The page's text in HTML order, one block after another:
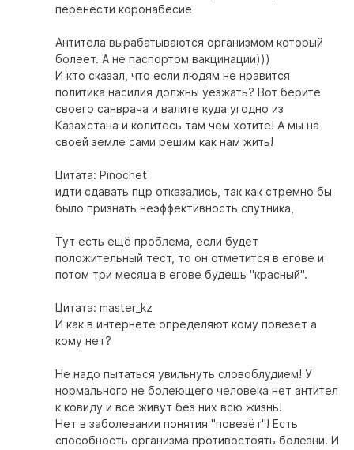
перенести коронабесие
Антитела вырабатываются организмом который
болеет. А не паспортом вакцинации)))
И кто сказал, что если людям не нравится
политика насилия должны уезжать? Вот берите
своего санврача и валите куда угодно из
Казахстана и колитесь там чем хотите! А мы на
своей земле сами решим как нам жить!
Цитата: Pinochet
идти сдавать пцр отказались, так как стремно бы
было признать неэффективность спутника,
Тут есть ещё проблема, если будет
положительный тест, то он отметится в егове и
потом три месяца в егове будешь "красный".
Цитата: master_kz
И как в интернете определяют кому повезет а
кому нет?
Не надо пытаться увильнуть словоблудием! У
нормального не болеющего человека нет антител
к ковиду и все живут без них всю жизнь!
Нет в заболевании понятия "повезёт"! Есть
способность организма противостоять болезни. И